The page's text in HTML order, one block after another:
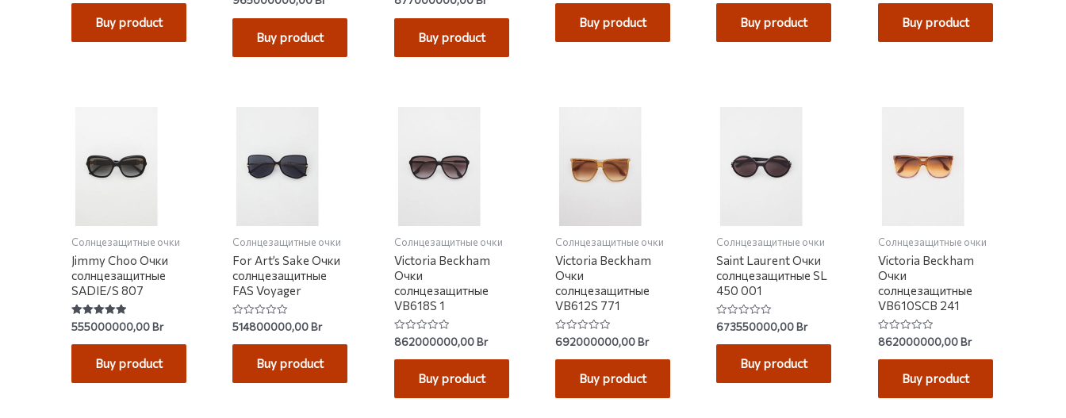
Buy product
0
out
Buy product
0
out
Buy product
Buy product Buy product Buy product
Солнцезащитные очки
Jimmy Choo Очки
солнцезащитные
SADIE/S 807
Rated
5.00
out of 5
555000000,00Br
Buy product
Солнцезащитные очки
For Art’s Sake Очки
солнцезащитные
FAS Voyager
Rated
0
out
514800000,00Br
Buy product
Солнцезащитные очки
Victoria Beckham
Очки
солнцезащитные
VB618S 1
Rated
0
out
862000000,00Br
Buy product
Солнцезащитные очки
Victoria Beckham
Очки
солнцезащитные
VB612S 771
Rated
0
out
692000000,00Br
Buy product
Солнцезащитные очки
Saint Laurent Очки
солнцезащитные SL
450 001
Rated
0
out
673550000,00Br
Buy product
Солнцезащитные очки
Victoria Beckham
Очки
солнцезащитные
VB610SCB 241
Rated
0
out
862000000,00Br
Buy product